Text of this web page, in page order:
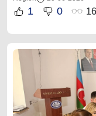
1 0